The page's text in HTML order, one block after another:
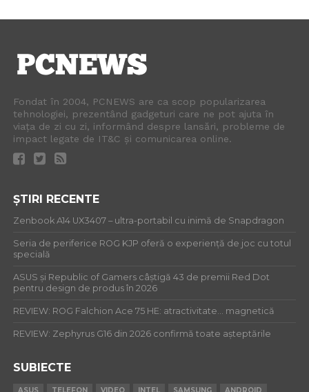
Fondat în 2004, PCNEWS are ca scop popularizarea
tehnologiei, prezentând gadgeturi care ne pot ajuta în
viața de zi cu zi, informând despre lansări, probleme de
impact legate de IT&C și comunicarea online.
ȘTIRI RECENTE
Zenbook A14 UX3407 – ultra-portabil cu inimă de Snapdragon
Seria de periferice ROG KJP oferă o experiență de joc cu totul
specială
ASUS și Republic of Gamers câștigă 43 de premii Red Dot
pentru design de produs în 2026
REVIEW: ROG Falchion Ace 75 HE: atractivitate… magnetică
REVIEW: Zephyrus G16 din 2026 confirmă toate așteptările
SUBIECTE
ASUS TELEFON VIDEO INTEL SAMSUNG ANDROID